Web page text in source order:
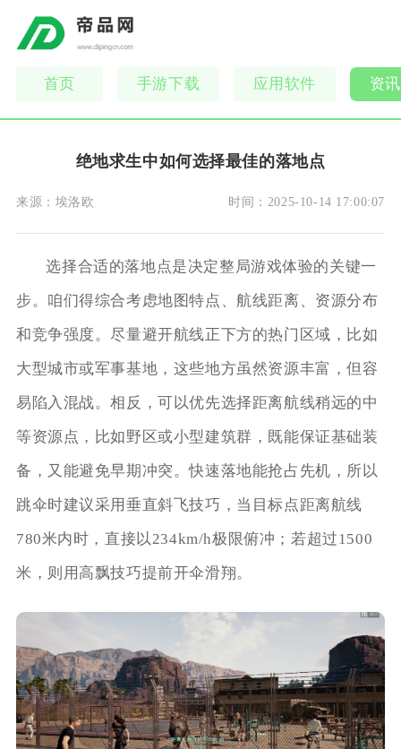
首页 手游下载 应用软件 资
绝地求生中如何选择最佳的落地点
来源： 埃洛欧 时间： 2025-10-14 17:00:07
选择合适的落地点是决定整局游戏体验的关键一
步。咱们得综合考虑地图特点、航线距离、资源分布
和竞争强度。尽量避开航线正下方的热门区域，比如
大型城市或军事基地，这些地方虽然资源丰富，但容
易陷入混战。相反，可以优先选择距离航线稍远的中
等资源点，比如野区或小型建筑群，既能保证基础装
备，又能避免早期冲突。快速落地能抢占先机，所以
跳伞时建议采用垂直斜飞技巧，当目标点距离航线
780米内时，直接以234km/h极限俯冲；若超过1500
米，则用高飘技巧提前开伞滑翔。